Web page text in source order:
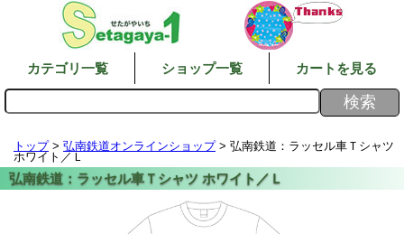
カテゴリ一覧 ショップ一覧 カートを見る
トップ> 弘南鉄道オンラインショップ> 弘南鉄道：ラッセル車Ｔシャツ
ホワイト／Ｌ